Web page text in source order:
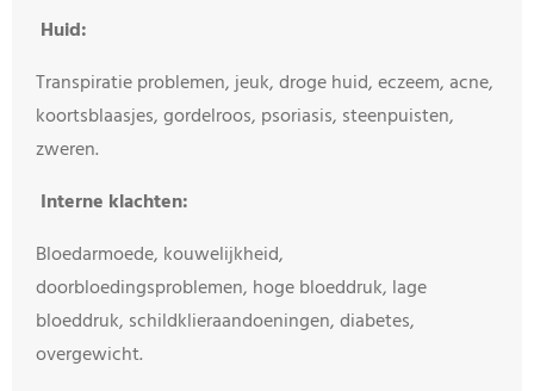
Huid:
Transpiratie problemen, jeuk, droge huid, eczeem, acne,
koortsblaasjes, gordelroos, psoriasis, steenpuisten,
zweren.
Interne klachten:
Bloedarmoede, kouwelijkheid,
doorbloedingsproblemen, hoge bloeddruk, lage
bloeddruk, schildklieraandoeningen, diabetes,
overgewicht.